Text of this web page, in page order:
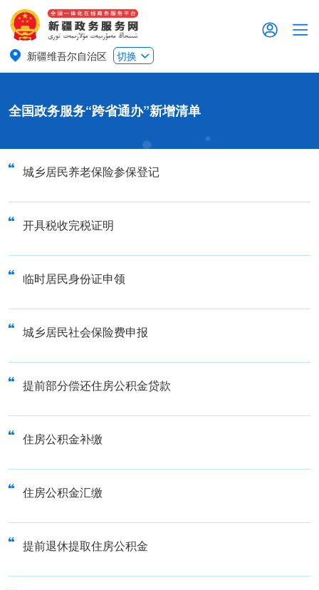
新疆维吾尔自治区 切换
全国政务服务“跨省通办”新增清单
城乡居民养老保险参保登记
开具税收完税证明
临时居民身份证申领
城乡居民社会保险费申报
提前部分偿还住房公积金贷款
住房公积金补缴
住房公积金汇缴
提前退休提取住房公积金